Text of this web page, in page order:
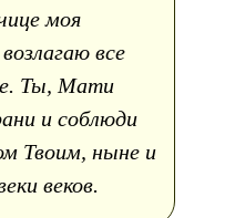
моя
все
Ты, Мати
и соблюди
Твоим, ныне и
веков.